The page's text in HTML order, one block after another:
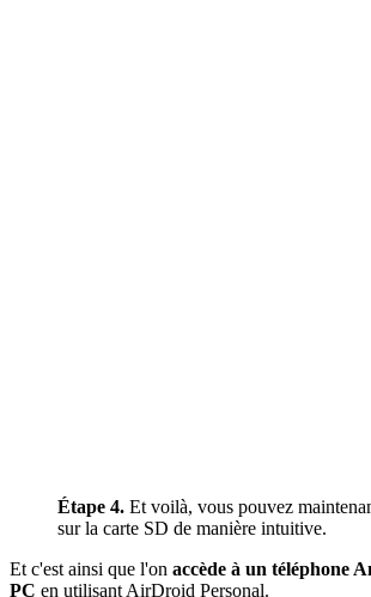
Étape 4. Et voilà, vous pouvez
sur la carte SD de manière intuitive.
Et c'est ainsi que l'on accède à un téléphone
PC en utilisant AirDroid Personal.